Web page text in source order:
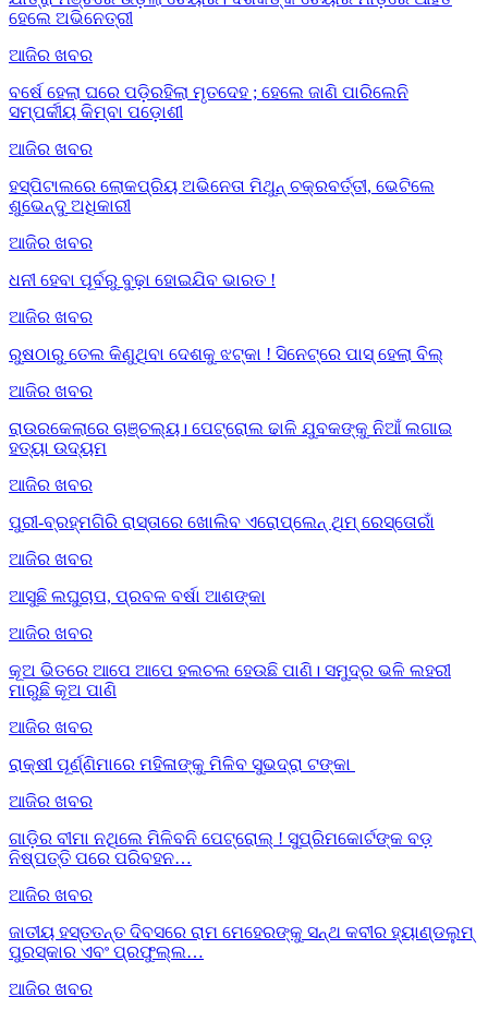
ହେଲେ ଅଭିନେତ୍ରୀ
ଆଜିର ଖବର
ବର୍ଷେ ହେଲା ଘରେ ପଡ଼ିରହିଲା ମୃତଦେହ ; ହେଲେ ଜାଣି ପାରିଲେନି
ସମ୍ପର୍କୀୟ କିମ୍ବା ପଡ଼ୋଶୀ
ଆଜିର ଖବର
ହସ୍ପିଟାଲରେ ଲୋକପ୍ରିୟ ଅଭିନେତା ମିଥୁନ୍ ଚକ୍ରବର୍ତ୍ତୀ, ଭେଟିଲେ
ଶୁଭେନ୍ଦୁ ଅଧିକାରୀ
ଆଜିର ଖବର
ଧନୀ ହେବା ପୂର୍ବରୁ ବୁଢ଼ା ହୋଇଯିବ ଭାରତ !
ଆଜିର ଖବର
ରୁଷଠାରୁ ତେଲ କିଣୁଥିବା ଦେଶକୁ ଝଟ୍‌କା ! ସିନେଟ୍‌ରେ ପାସ୍ ହେଲା ବିଲ୍
ଆଜିର ଖବର
ରାଉରକେଲାରେ ଚାଞ୍ଚଲ୍ୟ। ପେଟ୍ରୋଲ ଢାଳି ଯୁବକଙ୍କୁ ନିଆଁ ଲଗାଇ
ହତ୍ୟା ଉଦ୍ୟମ
ଆଜିର ଖବର
ପୁରୀ-ବ୍ରହ୍ମଗିରି ରାସ୍ତାରେ ଖୋଲିବ ଏରୋପ୍ଲେନ୍‌ ଥିମ୍‌ ରେସ୍ତୋରାଁ
ଆଜିର ଖବର
ଆସୁଛି ଲଘୁଚାପ, ପ୍ରବଳ ବର୍ଷା ଆଶଙ୍କା
ଆଜିର ଖବର
କୂଅ ଭିତରେ ଆପେ ଆପେ ହଲଚଲ ହେଉଛି ପାଣି। ସମୁଦ୍ର ଭଳି ଲହରୀ
ମାରୁଛି କୂଅ ପାଣି
ଆଜିର ଖବର
ରାକ୍ଷୀ ପୂର୍ଣ୍ଣିମାରେ ମହିଳାଙ୍କୁ ମିଳିବ ସୁଭଦ୍ରା ଟଙ୍କା
ଆଜିର ଖବର
ଗାଡ଼ିର ବୀମା ନଥିଲେ ମିଳିବନି ପେଟ୍ରୋଲ୍ ! ସୁପ୍ରିମକୋର୍ଟଙ୍କ ବଡ଼
ନିଷ୍ପତ୍ତି ପରେ ପରିବହନ…
ଆଜିର ଖବର
ଜାତୀୟ ହସ୍ତତନ୍ତ ଦିବସରେ ରାମ ମେହେରଙ୍କୁ ସନ୍ଥ କବୀର ହ୍ୟାଣ୍ଡଲୁମ୍
ପୁରସ୍କାର ଏବଂ ପ୍ରଫୁଲ୍ଲ…
ଆଜିର ଖବର